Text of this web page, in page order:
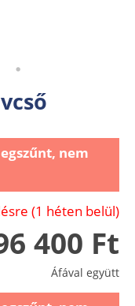
nem
(1 héten belül)
400 Ft
Áfával együtt